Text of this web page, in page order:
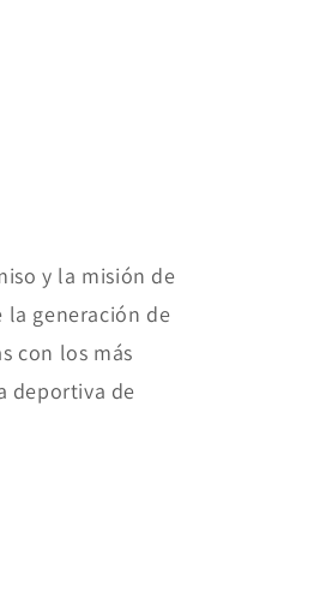
y la misión de
la generación de
con los más
deportiva de